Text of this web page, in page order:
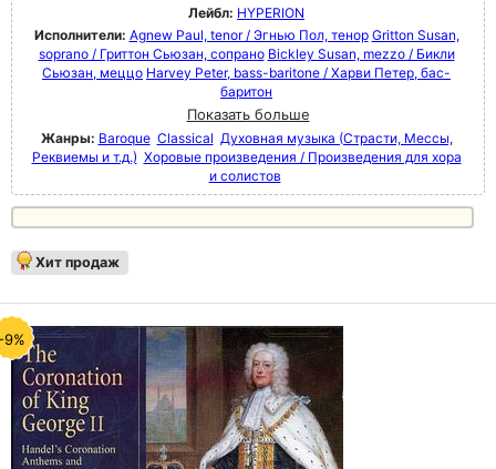
Лейбл: HYPERION
Исполнители: Agnew Paul, tenor / Эгнью Пол, тенор Gritton Susan,
soprano / Гриттон Сьюзан, сопрано Bickley Susan, mezzo / Бикли
Сьюзан, меццо Harvey Peter, bass-baritone / Харви Петер, бас-
баритон
Показать больше
Жанры: Baroque Classical Духовная музыка (Страсти, Мессы,
Реквиемы и т.д.) Хоровые произведения / Произведения для хора
и солистов
Хит продаж
9%